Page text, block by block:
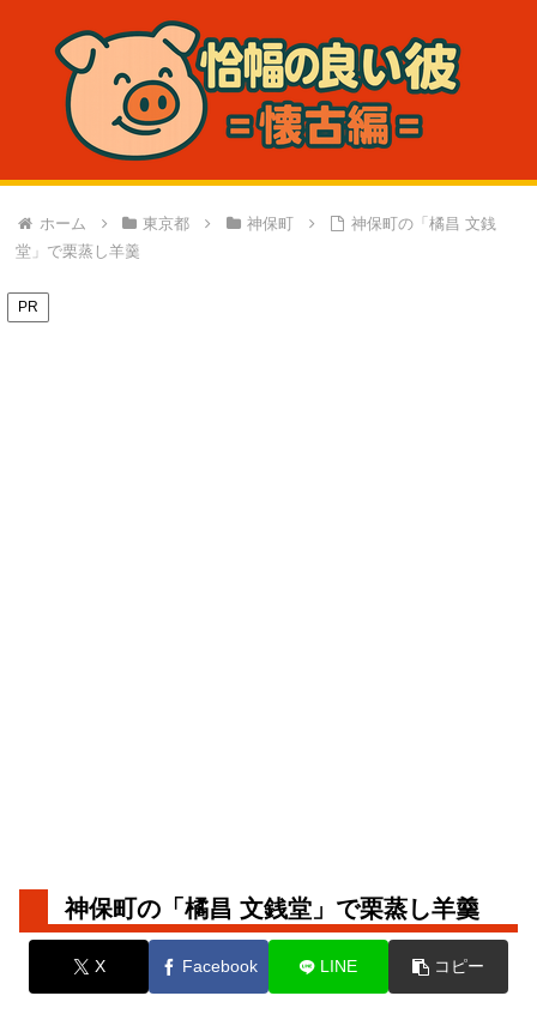
ホーム 東京都 神保町
神保町の「橘昌 文銭
堂」で栗蒸し羊羹
PR
神保町の「橘昌 文銭堂」で栗蒸し羊羹
X Facebook LINE コピー